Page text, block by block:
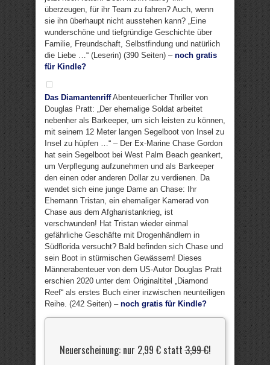
überzeugen, für ihr Team zu fahren? Auch, wenn
sie ihn überhaupt nicht ausstehen kann? „Eine
wunderschöne und tiefgründige Geschichte über
Familie, Freundschaft, Selbstfindung und natürlich
die Liebe …“ (Leserin) (390 Seiten) – noch gratis
für Kindle?
Das DiamantenriffAbenteuerlicher Thriller von
Douglas Pratt: „Der ehemalige Soldat arbeitet
nebenher als Barkeeper, um sich leisten zu können,
mit seinem 12 Meter langen Segelboot von Insel zu
Insel zu hüpfen …“ – Der Ex-Marine Chase Gordon
hat sein Segelboot bei West Palm Beach geankert,
um Verpflegung aufzunehmen und als Barkeeper
den einen oder anderen Dollar zu verdienen. Da
wendet sich eine junge Dame an Chase: Ihr
Ehemann Tristan, ein ehemaliger Kamerad von
Chase aus dem Afghanistankrieg, ist
verschwunden! Hat Tristan wieder einmal
gefährliche Geschäfte mit Drogenhändlern in
Südflorida versucht? Bald befinden sich Chase und
sein Boot in stürmischen Gewässern! Dieses
Männerabenteuer von dem US-Autor Douglas Pratt
erschien 2020 unter dem Originaltitel „Diamond
Reef“ als erstes Buch einer inzwischen neunteiligen
Reihe. (242 Seiten) – noch gratis für Kindle?
Neuerscheinung: nur 2,99 € statt3,99 €!